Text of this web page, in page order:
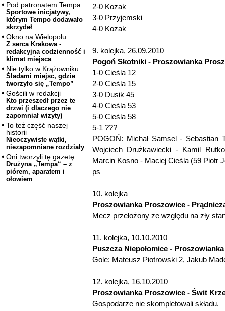
Pod patronatem Tempa
Sportowe inicjatywy,
którym Tempo dodawało
skrzydeł
Okno na Wielopolu
Z serca Krakowa -
redakcyjna codzienność i
klimat miejsca
Nie tylko w Krążowniku
Śladami miejsc, gdzie
tworzyło się „Tempo”
Gościli w redakcji
Kto przeszedł przez te
drzwi (i dlaczego nie
zapomniał wizyty)
To też część naszej
historii
Nieoczywiste wątki,
niezapomniane rozdziały
Oni tworzyli tę gazetę
Drużyna „Tempa“ – z
piórem, aparatem i
ołowiem
2-0 Kozak
3-0 Przyjemski
4-0 Kozak
9. kolejka, 26.09.2010
Pogoń Skotniki - Proszowianka
1-0 Cieśla 12
2-0 Cieśla 15
3-0 Dusik 45
4-0 Cieśla 53
5-0 Cieśla 58
5-1 ???
POGOŃ: Michał Samsel - Sebastian
Wojciech Drużkawiecki - Kamil
Marcin Kosno - Maciej Cieśla (59 Piotr
ps
10. kolejka
Proszowianka Proszowice -
Mecz przełożony ze względu na zły
11. kolejka, 10.10.2010
Puszcza Niepołomice -
Gole: Mateusz Piotrowski 2, Jakub
12. kolejka, 16.10.2010
Proszowianka Proszowice - Świt
Gospodarze nie skompletowali składu.